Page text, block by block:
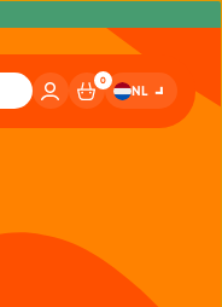
0
NL